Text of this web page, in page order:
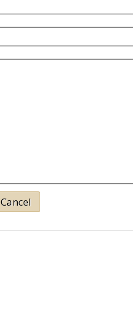
Cancel